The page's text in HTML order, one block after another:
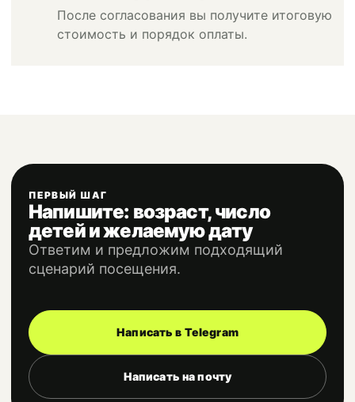
После согласования вы получите итоговую
стоимость и порядок оплаты.
ПЕРВЫЙ ШАГ
Напишите: возраст, число
детей и желаемую дату
Ответим и предложим подходящий
сценарий посещения.
Написать в Telegram
Написать на почту